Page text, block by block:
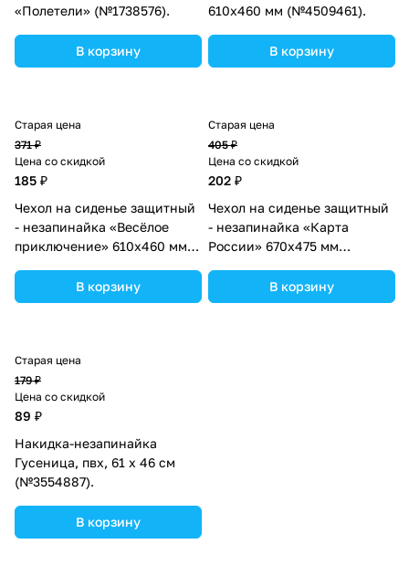
«Полетели» (№1738576).
В корзину
610х460 мм (№4509461).
В корзину
Старая цена
371 ₽
Цена со скидкой
185 ₽
Чехол на сиденье защитный
- незапинайка «Весёлое
приключение» 610х460 мм
В корзину
Старая цена
405 ₽
Цена со скидкой
202 ₽
Чехол на сиденье защитный
- незапинайка «Карта
России» 670х475 мм
В корзину
Старая цена
179 ₽
Цена со скидкой
89 ₽
Накидка-незапинайка
Гусеница, пвх, 61 х 46 см
(№3554887).
В корзину